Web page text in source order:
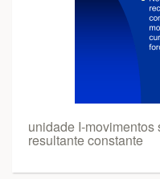
unidade I-
resultante constante